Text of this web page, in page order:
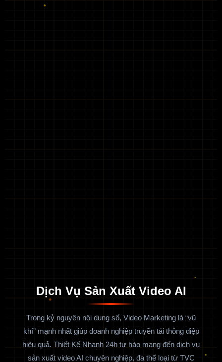
Dịch Vụ Sản Xuất Video AI
Trong kỷ nguyên nội dung số, Video Marketing là “vũ
khí” mạnh nhất giúp doanh nghiệp truyền tải thông điệp
hiệu quả. Thiết Kế Nhanh 24h tự hào mang đến dịch vụ
sản xuất video AI chuyên nghiệp, đa thể loại từ TVC